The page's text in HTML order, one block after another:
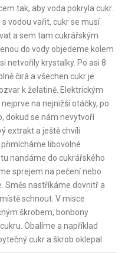
tak, aby voda pokryla cukr.
vodou vařit, cukr se musí
a sem tam cukrářským
do vody objedeme kolem
netvořily krystalky. Po asi 8
čirá a všechen cukr je
k želatině. Elektrickým
na nejnižší otáčky, po
dokud se nám nevytvoří
extrakt a ještě chvíli
libovolné
nandáme do cukrářského
sprejem na pečení nebo
Směs nastříkáme dovnitř a
schnout. V misce
škrobem, bonbony
Obalíme a například
cukr a škrob oklepal.